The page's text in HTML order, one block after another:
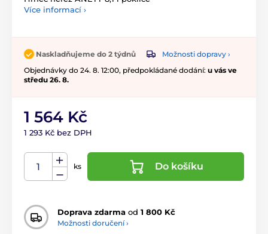
Více informací ›
Naskladňujeme do 2 týdnů
Možnosti dopravy ›
Objednávky do 24. 8. 12:00, předpokládané dodání: u vás ve
středu 26. 8.
1 564 Kč
1 293 Kč bez DPH
ks Do košíku
Doprava zdarma od 1 800 Kč
Možnosti doručení ›